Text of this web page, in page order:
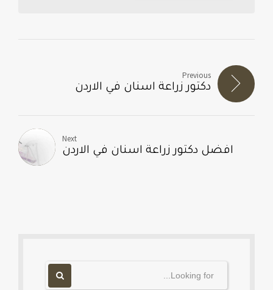
Previous
دكتور زراعة اسنان في الاردن
Next
افضل دكتور زراعة اسنان في الاردن